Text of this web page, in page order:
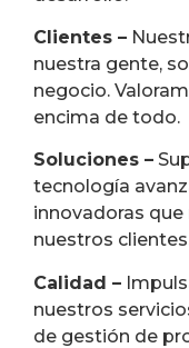
Clientes –
nuestra gente,
negocio.
encima de todo.
Soluciones –
tecnología
innovadoras
nuestros
Calidad –
nuestros
de gestión de